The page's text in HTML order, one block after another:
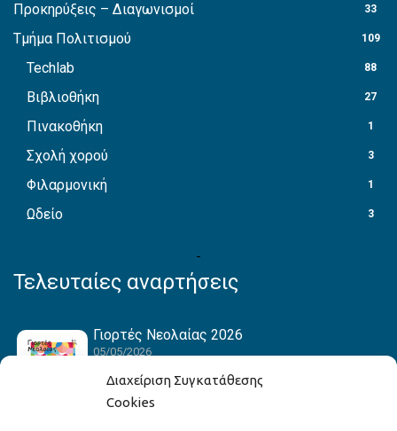
Διαχείριση Συγκατάθεσης
Cookies
Προκηρύξεις – Διαγωνισμοί 33
Τμήμα Πολιτισμού 109
Techlab 88
Βιβλιοθήκη 27
Πινακοθήκη 1
Σχολή χορού 3
Φιλαρμονική 1
Ωδείο 3
Τελευταίες αναρτήσεις
Γιορτές Νεολαίας 2026
05/05/2026